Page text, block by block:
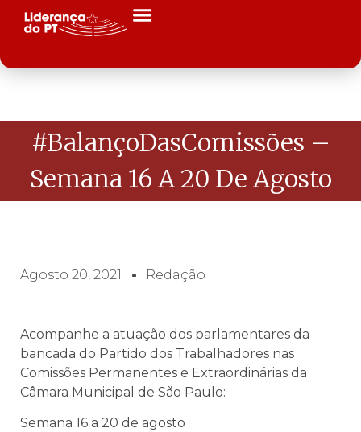
#BalançoDasComissões –
Semana 16 A 20 De Agosto
Agosto 20, 2021 Redação
Acompanhe a atuação dos parlamentares da
bancada do Partido dos Trabalhadores nas
Comissões Permanentes e Extraordinárias da
Câmara Municipal de São Paulo:
Semana 16 a 20 de agosto